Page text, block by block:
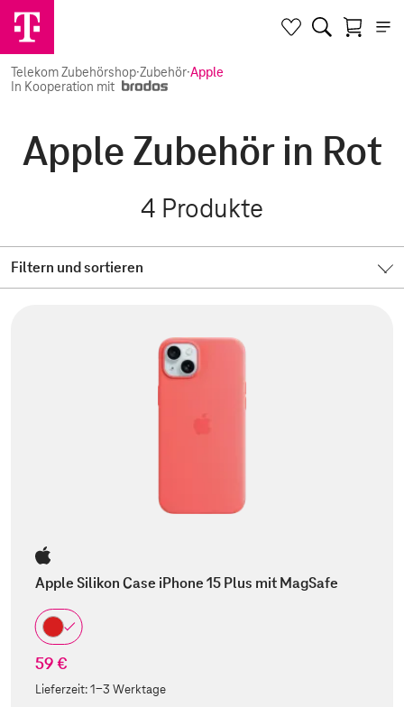
Telekom Zubehörshop·Zubehör·Apple
In Kooperation mit
Apple Zubehör in Rot
4 Produkte
Filtern und sortieren
Apple Silikon Case iPhone 15 Plus mit MagSafe
59 €
Lieferzeit:1-3 Werktage